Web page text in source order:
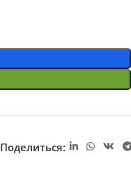
Поделиться: